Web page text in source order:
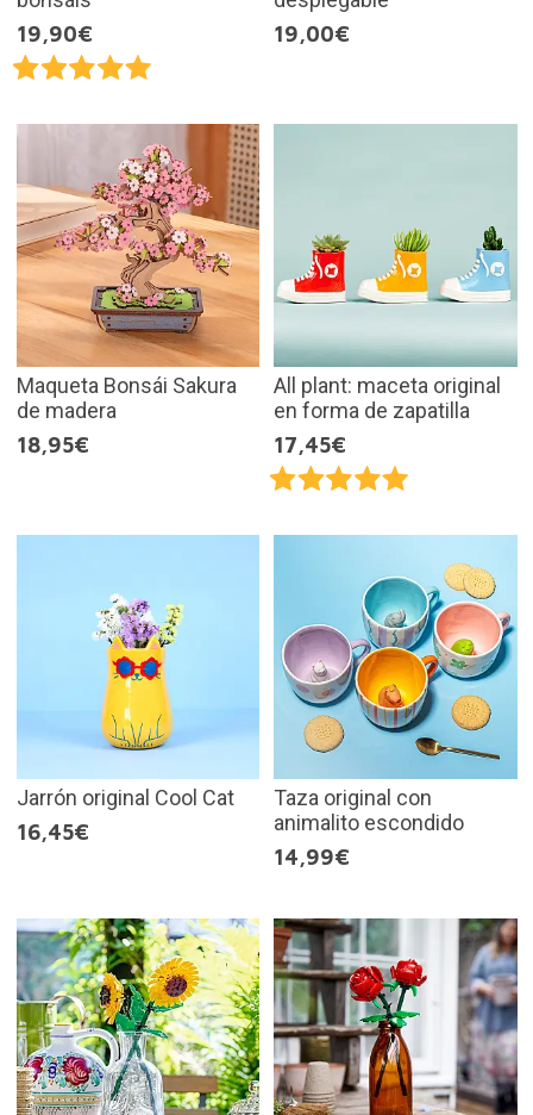
19,90€
19,00€
Maqueta Bonsái Sakura
de madera
18,95€
All plant: maceta original
en forma de zapatilla
17,45€
Jarrón original Cool Cat
16,45€
Taza original con
animalito escondido
14,99€